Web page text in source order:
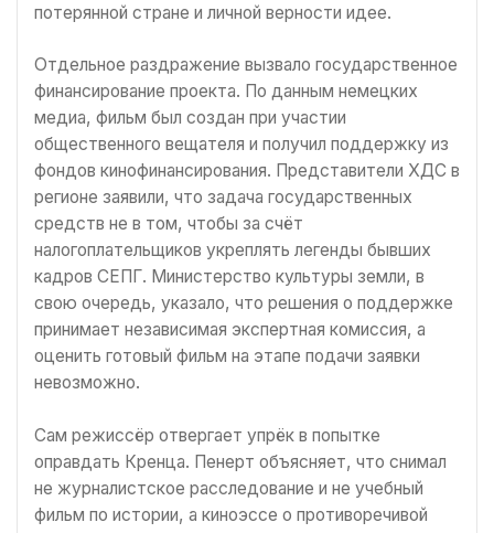
потерянной стране и личной верности идее.
Отдельное раздражение вызвало государственное
финансирование проекта. По данным немецких
медиа, фильм был создан при участии
общественного вещателя и получил поддержку из
фондов кинофинансирования. Представители ХДС в
регионе заявили, что задача государственных
средств не в том, чтобы за счёт
налогоплательщиков укреплять легенды бывших
кадров СЕПГ. Министерство культуры земли, в
свою очередь, указало, что решения о поддержке
принимает независимая экспертная комиссия, а
оценить готовый фильм на этапе подачи заявки
невозможно.
Сам режиссёр отвергает упрёк в попытке
оправдать Кренца. Пенерт объясняет, что снимал
не журналистское расследование и не учебный
фильм по истории, а киноэссе о противоречивой